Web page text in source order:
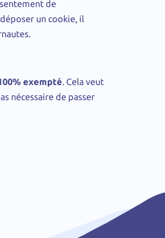
de
un cookie, il
exempté. Cela veut
nécessaire de passer